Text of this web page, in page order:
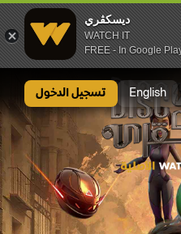
ديسكڤري
WATCH IT
FREE - In Google
English تسجيل الدخول